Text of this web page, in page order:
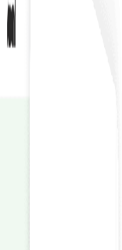
และการควบคุมการ
ารเงินที่ละเอียดอ่อน